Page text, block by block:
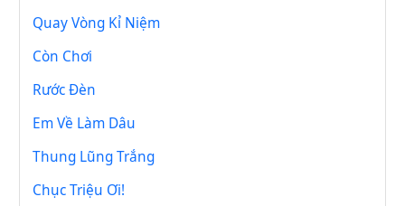
Quay Vòng Kỉ Niệm
Còn Chơi
Rước Đèn
Em Về Làm Dâu
Thung Lũng Trắng
Chục Triệu Ơi!